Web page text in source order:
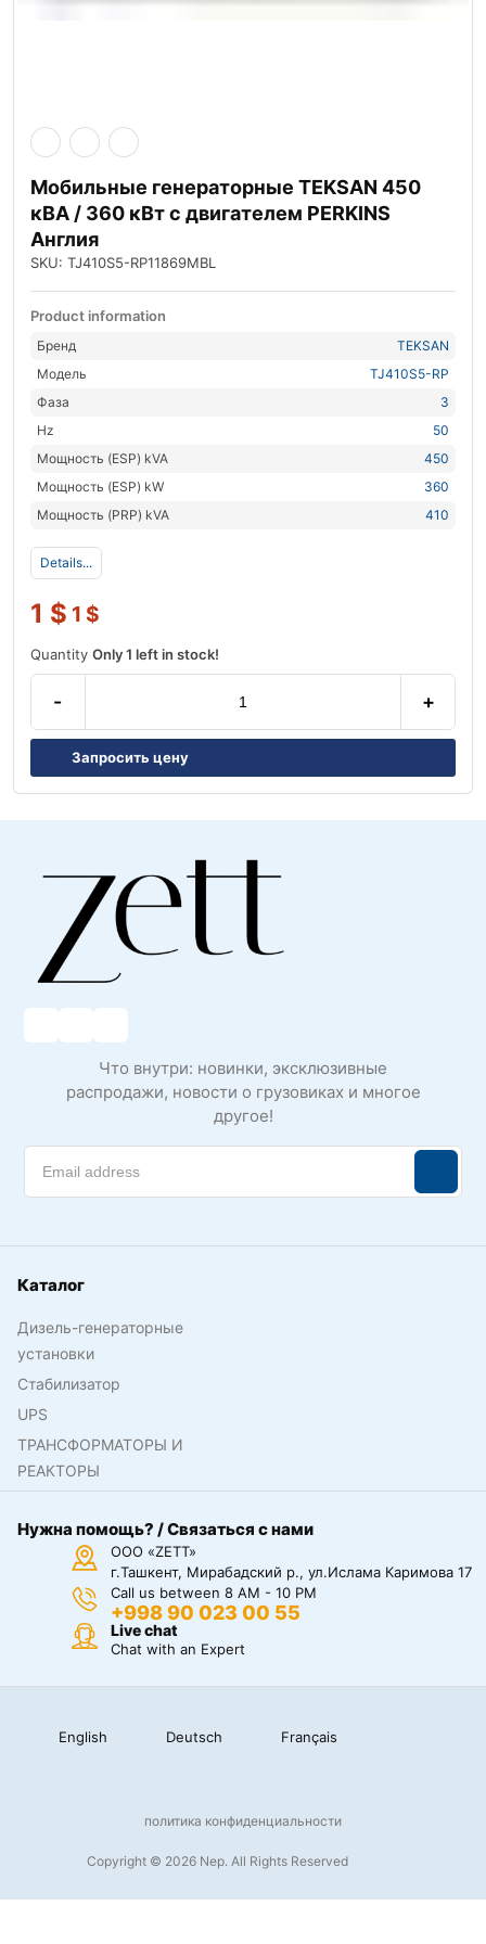
Мобильные генераторные TEKSAN 450
кВА / 360 кВт с двигателем PERKINS
Англия
SKU: TJ410S5-RP11869MBL
Product information
Бренд
TEKSAN
Модель
TJ410S5-RP
Фаза
3
Hz
50
Мощность (ESP) kVA
450
Мощность (ESP) kW
360
Мощность (PRP) kVA
410
Details...
1 $ 1 $
Quantity Only 1 left in stock!
- +
Запросить цену
Что внутри: новинки, эксклюзивные
распродажи, новости о грузовиках и многое
другое!
Каталог
Дизель-генераторные
установки
Стабилизатор
UPS
ТРАНСФОРМАТОРЫ И
РЕАКТОРЫ
Нужна помощь? / Связаться с нами
ООО «ZETT»
г.Ташкент, Мирабадский р., ул.Ислама Каримова 17
Call us between 8 AM - 10 PM
+998 90 023 00 55
Live chat
Chat with an Expert
English Deutsch Français
Copyright © 2026 Nep. All Rights Reserved
политика конфиденциальности